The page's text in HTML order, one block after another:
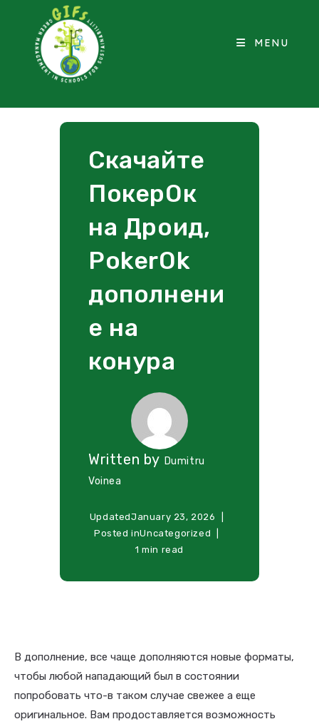
MENU
Скачайте
ПокерОк
на Дроид,
PokerOk
дополнени
е на
конура
Written by Dumitru
Voinea
UpdatedJanuary 23, 2026
Posted inUncategorized
1 min read
В дополнение, все чаще дополняются новые форматы,
чтобы любой нападающий был в состоянии
попробовать что-в таком случае свежее а еще
оригинальное. Вам продоставляется возможность